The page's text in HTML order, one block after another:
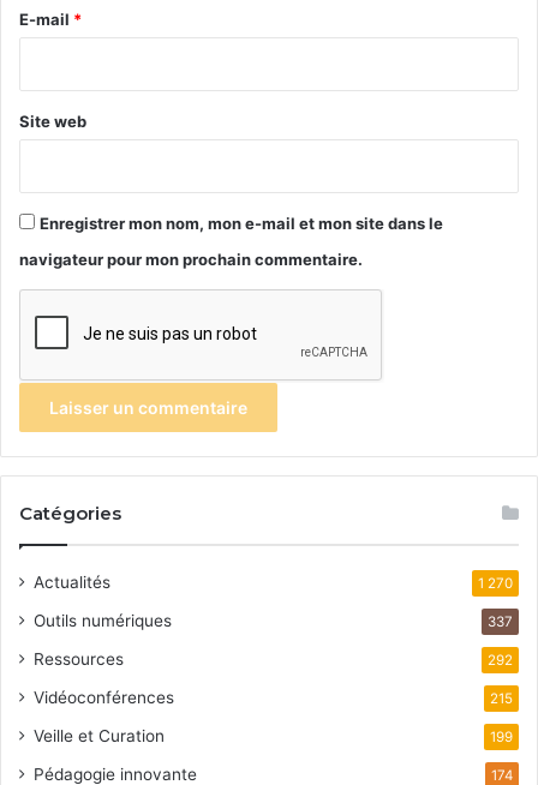
e
E-mail *
Site web
Enregistrer mon nom, mon e-mail et mon site dans le
navigateur pour mon prochain commentaire.
Catégories
Actualités 1 270
Outils numériques 337
Ressources 292
Vidéoconférences 215
Veille et Curation 199
Pédagogie innovante 174